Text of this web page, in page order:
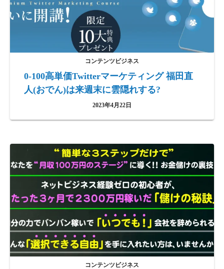
コンテンツビジネス
0-100高単価Twitterマーケティング 福田直
人(おでん)は来週末に雲隠れする?
2023年4月22日
コンテンツビジネス